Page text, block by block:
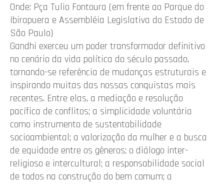
Onde: Pça Tulio Fontoura (em frente ao Parque do
Ibirapuera e Assembléia Legislativa do Estado de
São Paulo)
Gandhi exerceu um poder transformador definitivo
no cenário da vida política do século passado,
tornando-se referência de mudanças estruturais e
inspirando muitas das nossas conquistas mais
recentes. Entre elas, a mediação e resolução
pacífica de conflitos; a simplicidade voluntária
como instrumento de sustentabilidade
socioambiental; a valorização da mulher e a busca
de equidade entre os gêneros; o diálogo inter-
religioso e intercultural; a responsabilidade social
de todos na construção do bem comum; a